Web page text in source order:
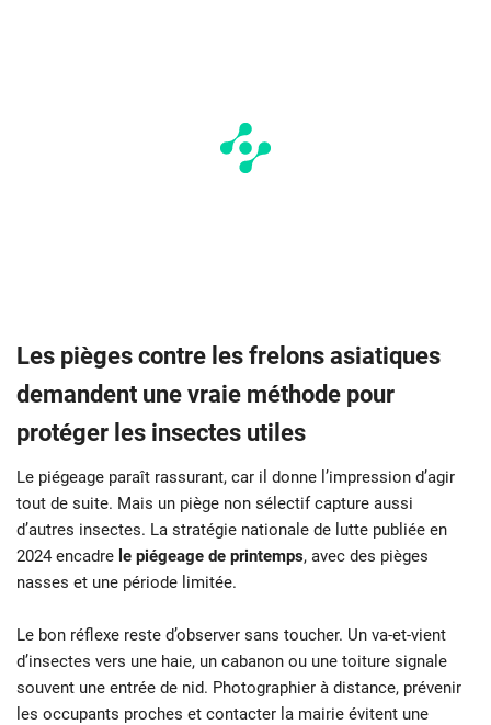
Les pièges contre les frelons asiatiques
demandent une vraie méthode pour
protéger les insectes utiles
Le piégeage paraît rassurant, car il donne l’impression d’agir
tout de suite. Mais un piège non sélectif capture aussi
d’autres insectes. La stratégie nationale de lutte publiée en
2024 encadre le piégeage de printemps, avec des pièges
nasses et une période limitée.
Le bon réflexe reste d’observer sans toucher. Un va-et-vient
d’insectes vers une haie, un cabanon ou une toiture signale
souvent une entrée de nid. Photographier à distance, prévenir
les occupants proches et contacter la mairie évitent une